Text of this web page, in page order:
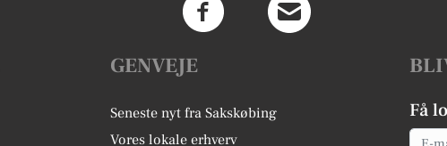
GENVEJE
Seneste nyt fra Sakskøbing
Vores lokale erhverv
Få
Email